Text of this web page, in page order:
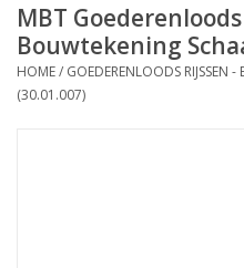
Houtbouw
Scenery
MBT
Bouwtekening
HOME/ GOEDERENLOODS RIJSSEN
(30.01.007)